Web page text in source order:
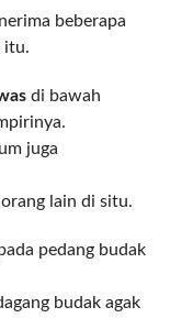
beberapa
itu.
di bawah
juga
lain di situ.
pedang budak
budak agak